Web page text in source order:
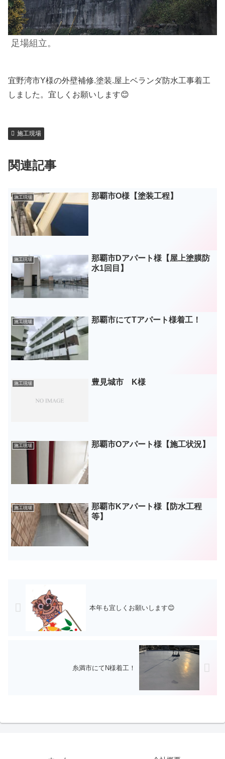
足場組立。
宜野湾市Y様の外壁補修.塗装.屋上ベランダ防水工事着工
しました。宜しくお願いします😊
施工現場
関連記事
施工現場 那覇市O様【塗装工程】
施工現場
那覇市Dアパート様【屋上塗膜防
水1回目】
施工現場 那覇市にてTアパート様着工！
施工現場 豊見城市 K様
施工現場 那覇市Oアパート様【施工状況】
施工現場
那覇市Kアパート様【防水工程
等】
本年も宜しくお願いします😊
糸満市にてN様着工！